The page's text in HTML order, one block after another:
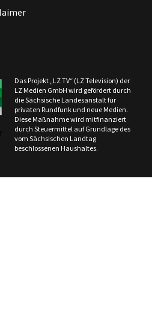
Das Projekt „LZ TV“ (LZ Television) der
LZ Medien GmbH wird gefördert durch
die Sächsische Landesanstalt für
privaten Rundfunk und neue Medien.
Diese Maßnahme wird mitfinanziert
durch Steuermittel auf Grundlage des
vom Sächsischen Landtag
beschlossenen Haushaltes.